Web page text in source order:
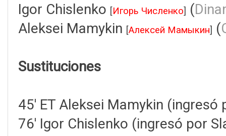
Igor Chislenko [Игорь Численко] (
Aleksei Mamykin [Алексей Мамыкин] (
Sustituciones
45' ET Aleksei Mamykin (ingresó
76' Igor Chislenko (ingresó por